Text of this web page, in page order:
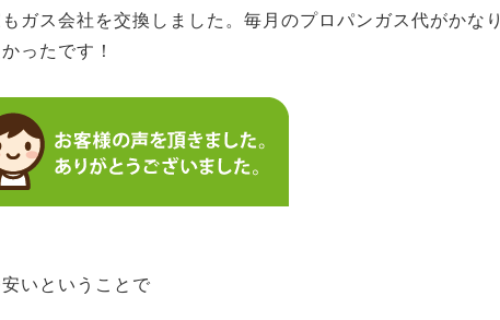
ガス会社を交換しました。毎月のプロパンガス代がかなり
ったです！
いということで